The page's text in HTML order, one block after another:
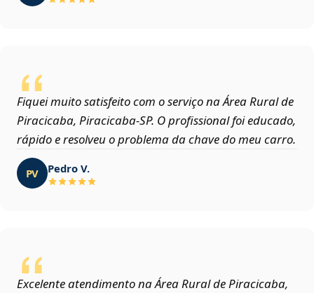
Fiquei muito satisfeito com o serviço na Área Rural de
Piracicaba, Piracicaba‑SP. O profissional foi educado,
rápido e resolveu o problema da chave do meu carro.
PV Pedro V.
Excelente atendimento na Área Rural de Piracicaba,